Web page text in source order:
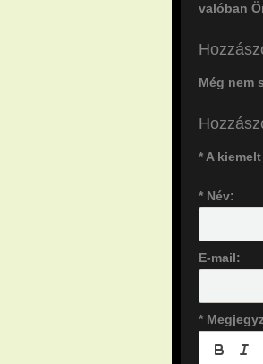
valóban
Még nem
* A
* Név:
E-mail:
*